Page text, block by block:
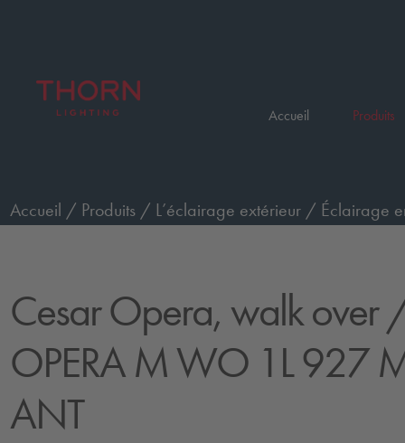
Accueil Produits
Accueil / Produits / L’éclairage extérieur / Éclairage
Cesar Opera, walk over/
OPERA M WO 1L 927
ANT